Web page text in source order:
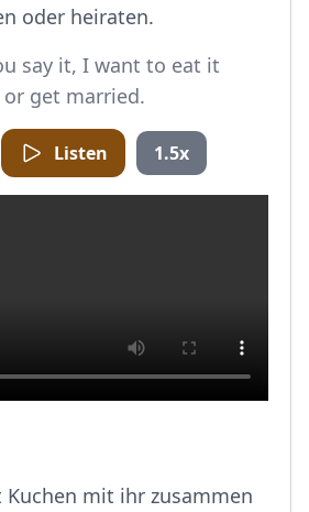
oder heiraten.
say it, I want to eat it
get married.
Listen 1.5x
Kuchen mit ihr zusammen